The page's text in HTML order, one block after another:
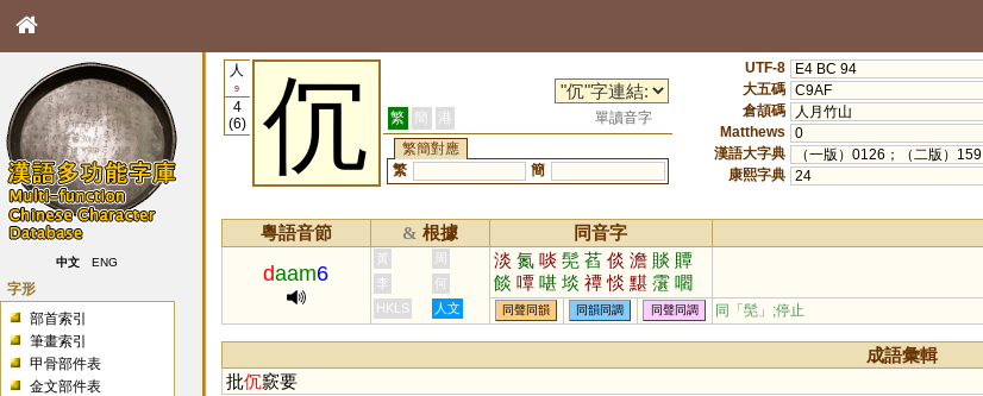
中文 ENG
字形
部首索引
筆畫索引
甲骨部件表
金文部件表
人
9
4
(6)
伔 繁 簡 港
單讀音字
繁簡對應
繁
簡
UTF-8
E4 BC 94
大五碼 C9AF
倉頡碼
人月竹山
Matthews
0
漢語大字典
（一版）0126；（二版）159
康熙字典 24
粵語音節 & 根據 同音字
daam6
黃 周 淡 氮 啖 髧 萏 倓 澹 賧 贉
餤 嘾 啿 埮 禫 惔 黮 霮 嚪
憺 噉 窞 啗
李
何
HKLS
人文 同聲同韻 同韻同調 同聲同調 同「髧 」;停止
成語彙輯
批伔窾要